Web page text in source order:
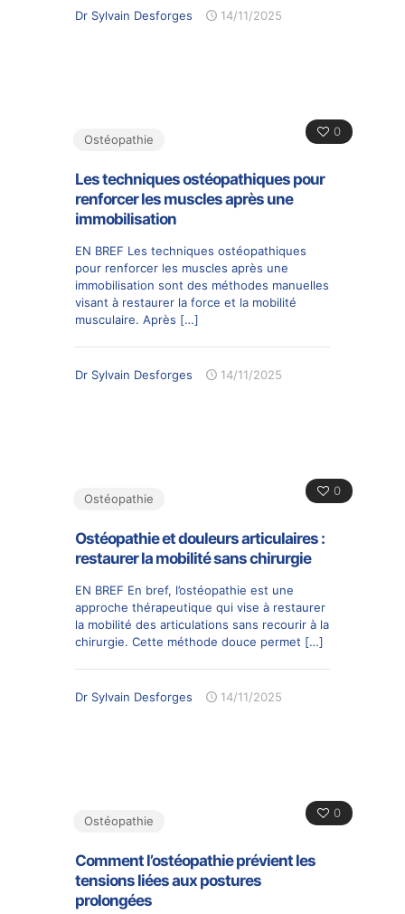
Dr Sylvain Desforges 14/11/2025
0
Ostéopathie
Les techniques ostéopathiques pour
renforcer les muscles après une
immobilisation
EN BREF Les techniques ostéopathiques
pour renforcer les muscles après une
immobilisation sont des méthodes manuelles
visant à restaurer la force et la mobilité
musculaire. Après […]
Dr Sylvain Desforges 14/11/2025
0
Ostéopathie
Ostéopathie et douleurs articulaires :
restaurer la mobilité sans chirurgie
EN BREF En bref, l’ostéopathie est une
approche thérapeutique qui vise à restaurer
la mobilité des articulations sans recourir à la
chirurgie. Cette méthode douce permet […]
Dr Sylvain Desforges 14/11/2025
0
Ostéopathie
Comment l’ostéopathie prévient les
tensions liées aux postures
prolongées